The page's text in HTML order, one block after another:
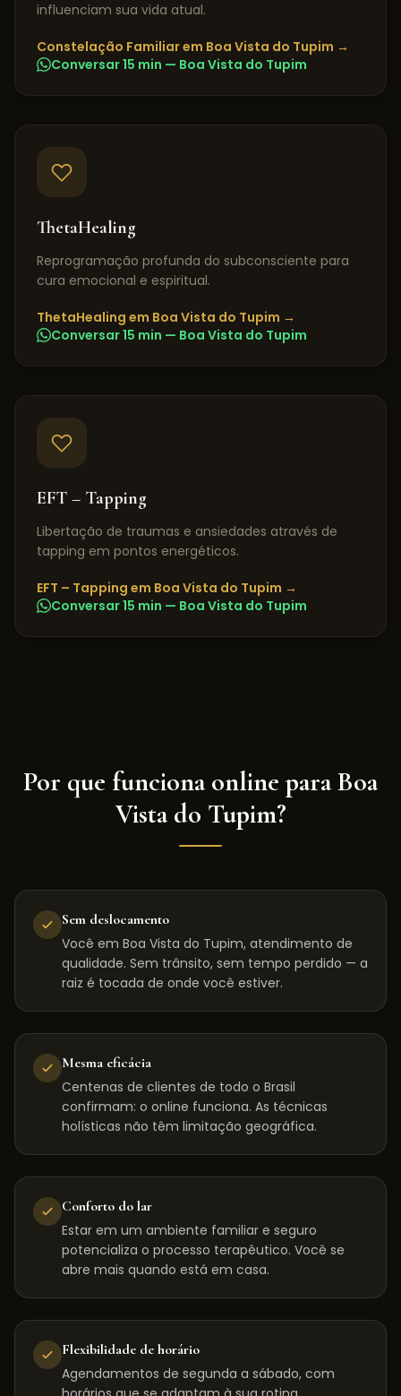
influenciam sua vida atual.
Constelação Familiarem Boa Vista do Tupim →
Conversar 15 min — Boa Vista do Tupim
ThetaHealing
Reprogramação profunda do subconsciente para
cura emocional e espiritual.
ThetaHealing em Boa Vista do Tupim →
Conversar 15 min — Boa Vista do Tupim
EFT – Tapping
Libertação de traumas e ansiedades através de
tapping em pontos energéticos.
EFT – Tapping em Boa Vista do Tupim →
Conversar 15 min — Boa Vista do Tupim
Por que funciona online paraBoa
Vista do Tupim?
Sem deslocamento
Você em Boa Vista do Tupim, atendimento de
qualidade. Sem trânsito, sem tempo perdido — a
raiz é tocada de onde você estiver.
Mesma eficácia
Centenas de clientes de todo o Brasil
confirmam: o online funciona. As técnicas
holísticas não têm limitação geográfica.
Conforto do lar
Estar em um ambiente familiar e seguro
potencializa o processo terapêutico. Você se
abre mais quando está em casa.
Flexibilidade de horário
Agendamentos de segunda a sábado, com